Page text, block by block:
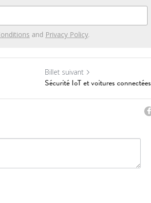
and Privacy Policy.
Billet suivant
Sécurité IoT et voitures connectées